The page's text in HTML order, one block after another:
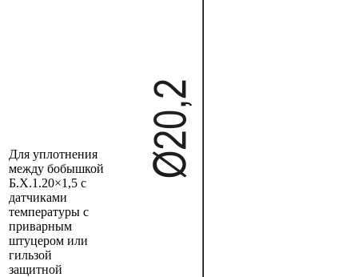
Для уплотнения
между бобышкой
Б.Х.1.20×1,5 с
датчиками
температуры с
приварным
штуцером или
гильзой
защитной